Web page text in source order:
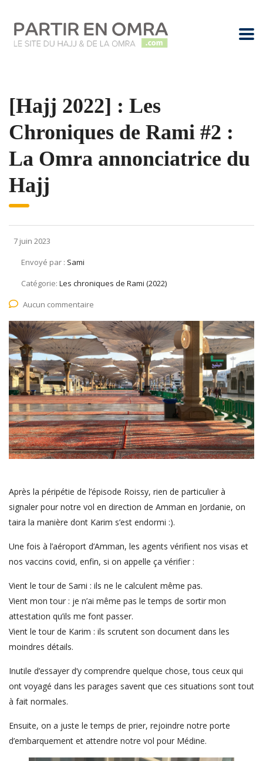
[Hajj 2022] : Les
Chroniques de Rami #2 :
La Omra annonciatrice du
Hajj
7 juin 2023
Envoyé par : Sami
Catégorie: Les chroniques de Rami (2022)
Aucun commentaire
Après la péripétie de l’épisode Roissy, rien de particulier à
signaler pour notre vol en direction de Amman en Jordanie, on
taira la manière dont Karim s’est endormi :).
Une fois à l’aéroport d’Amman, les agents vérifient nos visas et
nos vaccins covid, enfin, si on appelle ça vérifier :
Vient le tour de Sami : ils ne le calculent même pas.
Vient mon tour : je n’ai même pas le temps de sortir mon
attestation qu’ils me font passer.
Vient le tour de Karim : ils scrutent son document dans les
moindres détails.
Inutile d’essayer d’y comprendre quelque chose, tous ceux qui
ont voyagé dans les parages savent que ces situations sont tout
à fait normales.
Ensuite, on a juste le temps de prier, rejoindre notre porte
d’embarquement et attendre notre vol pour Médine.